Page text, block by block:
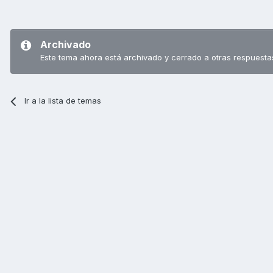
Archivado
Este tema ahora está archivado y cerrado a otras
Ir a la lista de temas